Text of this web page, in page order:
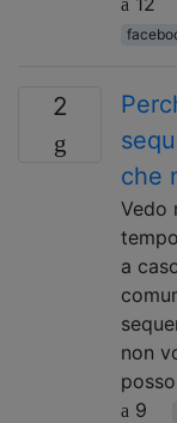
2
che
Vedo
a
non
9